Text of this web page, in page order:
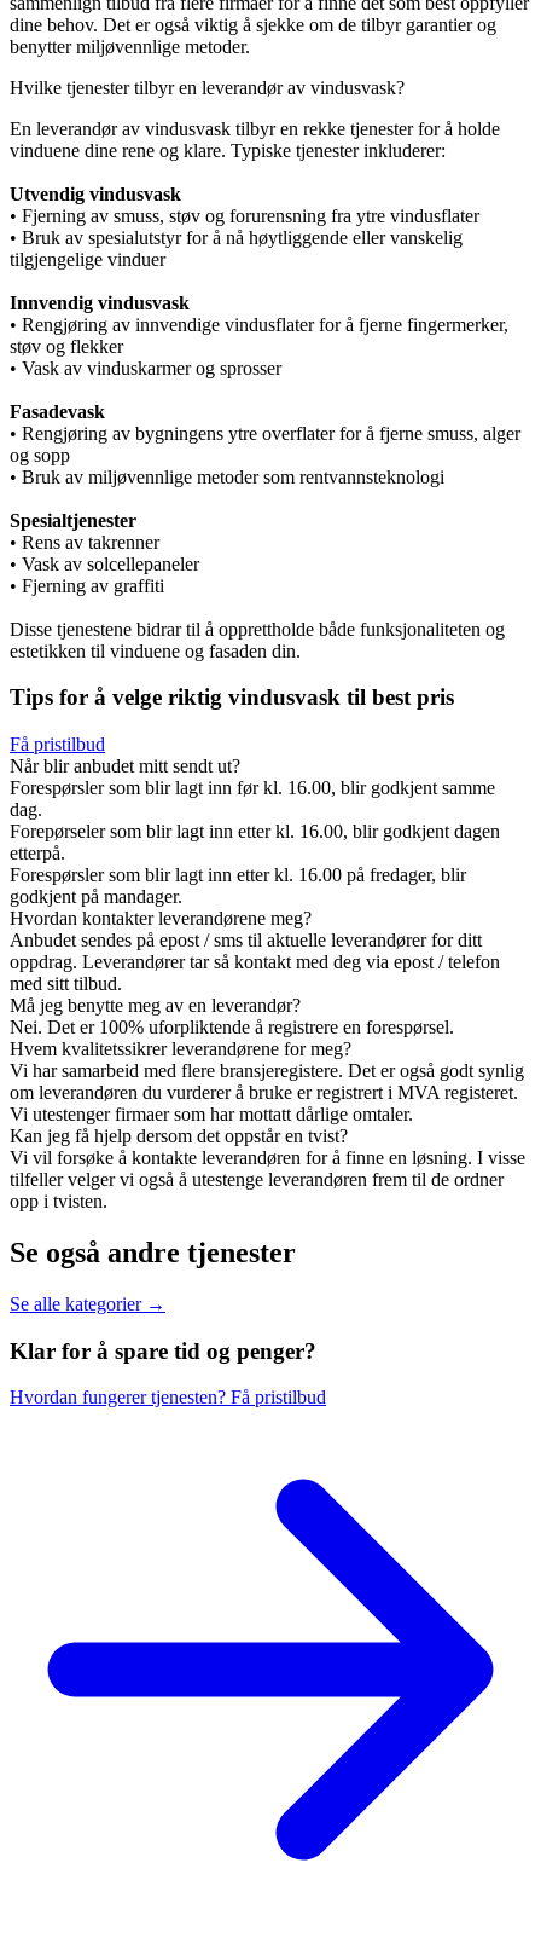
dine behov. Det er også viktig å sjekke om de tilbyr garantier og
benytter miljøvennlige metoder.
Hvilke tjenester tilbyr en leverandør av vindusvask?
En leverandør av vindusvask tilbyr en rekke tjenester for å holde
vinduene dine rene og klare. Typiske tjenester inkluderer:
Utvendig vindusvask
• Fjerning av smuss, støv og forurensning fra ytre vindusflater
• Bruk av spesialutstyr for å nå høytliggende eller vanskelig
tilgjengelige vinduer
Innvendig vindusvask
• Rengjøring av innvendige vindusflater for å fjerne fingermerker,
støv og flekker
• Vask av vinduskarmer og sprosser
Fasadevask
• Rengjøring av bygningens ytre overflater for å fjerne smuss, alger
og sopp
• Bruk av miljøvennlige metoder som rentvannsteknologi
Spesialtjenester
• Rens av takrenner
• Vask av solcellepaneler
• Fjerning av graffiti
Disse tjenestene bidrar til å opprettholde både funksjonaliteten og
estetikken til vinduene og fasaden din.
Tips for å velge riktig vindusvask til best pris
Få pristilbud
Når blir anbudet mitt sendt ut?
Forespørsler som blir lagt inn før kl. 16.00, blir godkjent samme
dag.
Forepørseler som blir lagt inn etter kl. 16.00, blir godkjent dagen
etterpå.
Forespørsler som blir lagt inn etter kl. 16.00 på fredager, blir
godkjent på mandager.
Hvordan kontakter leverandørene meg?
Anbudet sendes på epost / sms til aktuelle leverandører for ditt
oppdrag. Leverandører tar så kontakt med deg via epost / telefon
med sitt tilbud.
Må jeg benytte meg av en leverandør?
Nei. Det er 100% uforpliktende å registrere en forespørsel.
Hvem kvalitetssikrer leverandørene for meg?
Vi har samarbeid med flere bransjeregistere. Det er også godt synlig
om leverandøren du vurderer å bruke er registrert i MVA registeret.
Vi utestenger firmaer som har mottatt dårlige omtaler.
Kan jeg få hjelp dersom det oppstår en tvist?
Vi vil forsøke å kontakte leverandøren for å finne en løsning. I visse
tilfeller velger vi også å utestenge leverandøren frem til de ordner
opp i tvisten.
Se også andre tjenester
Se alle kategorier →
Klar for å spare tid og penger?
Hvordan fungerer tjenesten? Få pristilbud